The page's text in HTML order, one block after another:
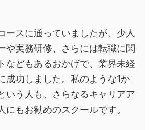
ースに通っていましたが、少人
や実務研修、さらには転職に関
などもあるおかげで、業界未経
成功しました。私のような1か
いう人も、さらなるキャリアア
にもお勧めのスクールです。